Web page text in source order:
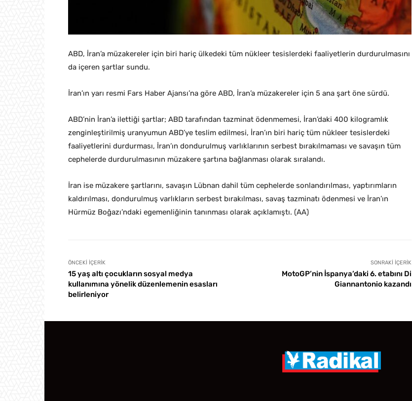
ABD, İran’a müzakereler için biri hariç ülkedeki tüm nükleer tesislerdeki faaliyetlerin durdurulmasını
da içeren şartlar sundu.
İran’ın yarı resmi Fars Haber Ajansı’na göre ABD, İran’a müzakereler için 5 ana şart öne sürdü.
ABD’nin İran’a ilettiği şartlar; ABD tarafından tazminat ödenmemesi, İran’daki 400 kilogramlık
zenginleştirilmiş uranyumun ABD’ye teslim edilmesi, İran’ın biri hariç tüm nükleer tesislerdeki
faaliyetlerini durdurması, İran’ın dondurulmuş varlıklarının serbest bırakılmaması ve savaşın tüm
cephelerde durdurulmasının müzakere şartına bağlanması olarak sıralandı.
İran ise müzakere şartlarını, savaşın Lübnan dahil tüm cephelerde sonlandırılması, yaptırımların
kaldırılması, dondurulmuş varlıkların serbest bırakılması, savaş tazminatı ödenmesi ve İran’ın
Hürmüz Boğazı’ndaki egemenliğinin tanınması olarak açıklamıştı. (AA)
ÖNCEKI İÇERIK
15 yaş altı çocukların sosyal medya
kullanımına yönelik düzenlemenin esasları
belirleniyor
SONRAKI İÇERIK
MotoGP’nin İspanya’daki 6. etabını Di
Giannantonio kazandı